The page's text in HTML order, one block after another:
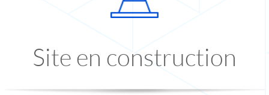
Site en construction